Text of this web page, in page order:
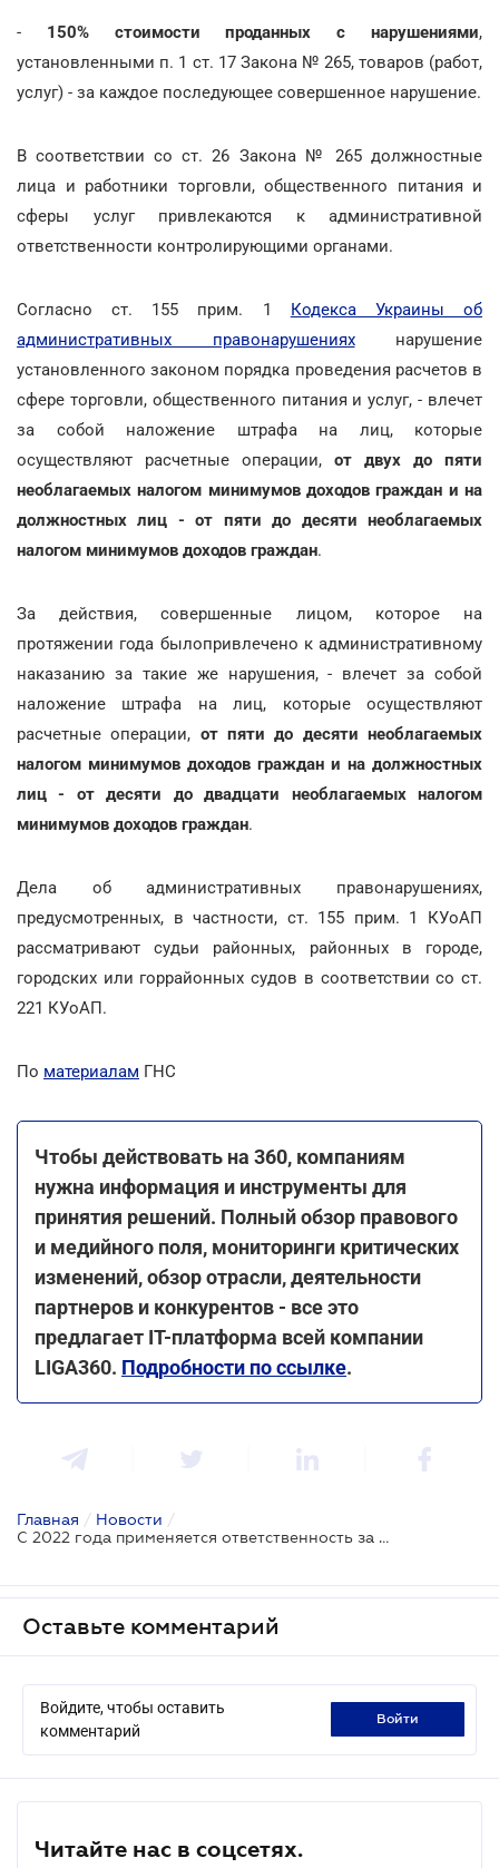
- 150% стоимости проданных с нарушениями,
установленными п. 1 ст. 17 Закона № 265, товаров (работ,
услуг) - за каждое последующее совершенное нарушение.
В соответствии со ст. 26 Закона № 265 должностные
лица и работники торговли, общественного питания и
сферы услуг привлекаются к административной
ответственности контролирующими органами.
Согласно ст. 155 прим. 1 Кодекса Украины об
административных правонарушенияхнарушение
установленного законом порядка проведения расчетов в
сфере торговли, общественного питания и услуг, - влечет
за собой наложение штрафа на лиц, которые
осуществляют расчетные операции, от двух до пяти
необлагаемых налогом минимумов доходов граждан и на
должностных лиц - от пяти до десяти необлагаемых
налогом минимумов доходов граждан.
За действия, совершенные лицом, которое на
протяжении года былопривлечено к административному
наказанию за такие же нарушения, - влечет за собой
наложение штрафа на лиц, которые осуществляют
расчетные операции, от пяти до десяти необлагаемых
налогом минимумов доходов граждан и на должностных
лиц - от десяти до двадцати необлагаемых налогом
минимумов доходов граждан.
Дела об административных правонарушениях,
предусмотренных, в частности, ст. 155 прим. 1 КУоАП
рассматривают судьи районных, районных в городе,
городских или горрайонных судов в соответствии со ст.
221 КУоАП.
По материалам ГНС
Чтобы действовать на 360, компаниям
нужна информация и инструменты для
принятия решений. Полный обзор правового
и медийного поля, мониторинги критических
изменений, обзор отрасли, деятельности
партнеров и конкурентов - все это
предлагает IT-платформа всей компании
LIGA360. Подробности по ссылке.
Главная / Новости /
С 2022 года применяется ответственность за выдачу фискального чека без этого реквизита
Оставьте комментарий
Войдите, чтобы оставить
комментарий
войти
Читайте нас в соцсетях.